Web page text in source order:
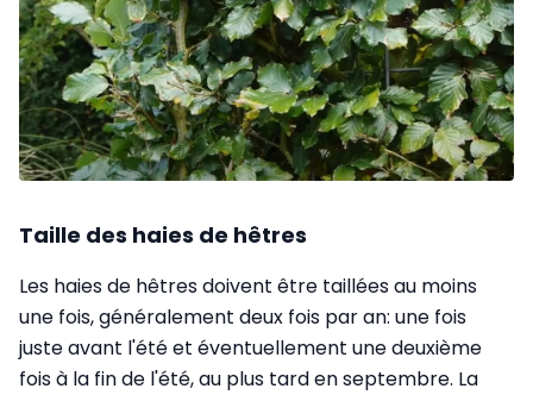
Taille des haies de hêtres
Les haies de hêtres doivent être taillées au moins
une fois, généralement deux fois par an: une fois
juste avant l'été et éventuellement une deuxième
fois à la fin de l'été, au plus tard en septembre. La